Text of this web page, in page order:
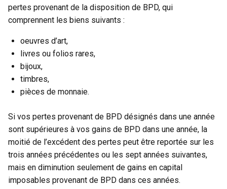
pertes provenant de la disposition de BPD, qui
comprennent les biens suivants :
oeuvres d’art,
livres ou folios rares,
bijoux,
timbres,
pièces de monnaie.
Si vos pertes provenant de BPD désignés dans une année
sont supérieures à vos gains de BPD dans une année, la
moitié de l’excédent des pertes peut être reportée sur les
trois années précédentes ou les sept années suivantes,
mais en diminution seulement de gains en capital
imposables provenant de BPD dans ces années.